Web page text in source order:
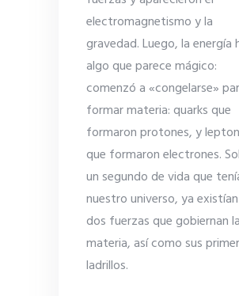
electromagnetismo y la
gravedad. Luego, la energía
algo que parece mágico:
comenzó a «congelarse»
formar materia: quarks que
formaron protones, y
que formaron electrones.
un segundo de vida que
nuestro universo, ya
dos fuerzas que gobiernan la
materia, así como sus
ladrillos.